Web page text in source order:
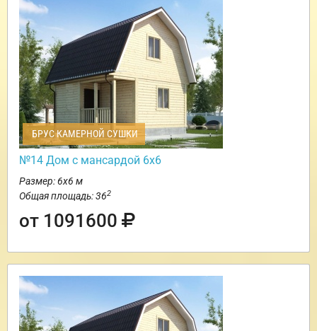
БРУС КАМЕРНОЙ СУШКИ
№14 Дом с мансардой 6х6
Размер: 6х6 м
Общая площадь: 362
от 1091600